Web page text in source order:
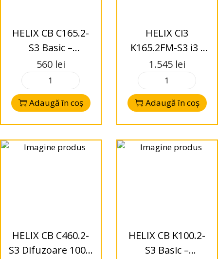
HELIX CB C165.2-
S3 Basic –
Difuzoare Coaxial
165mm – 2-Way –
3 Ohms
560 lei
Adaugă în coș
HELIX Ci3
K165.2FM-S3 i3 -
Difuzoare Kit
165mm –
FlexMount – 2-
Way – 3 Ohms
1.545 lei
Adaugă în coș
HELIX CB C460.2-
S3 Difuzoare 100 x
HELIX CB K100.2-
S3 Basic –